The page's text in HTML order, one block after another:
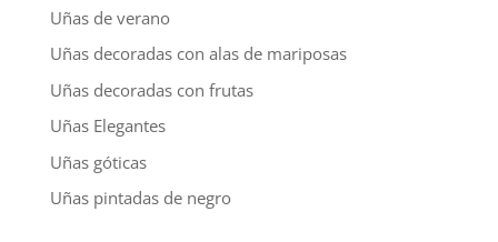
Uñas de verano
Uñas decoradas con alas de mariposas
Uñas decoradas con frutas
Uñas Elegantes
Uñas góticas
Uñas pintadas de negro